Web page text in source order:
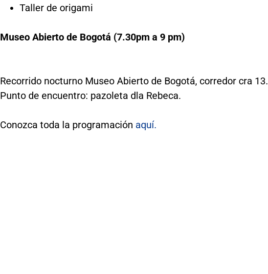
Taller de origami
Museo Abierto de Bogotá (7.30pm a 9 pm)
Recorrido nocturno Museo Abierto de Bogotá, corredor cra 13.
Punto de encuentro: pazoleta dla Rebeca.
Conozca toda la programación aquí.